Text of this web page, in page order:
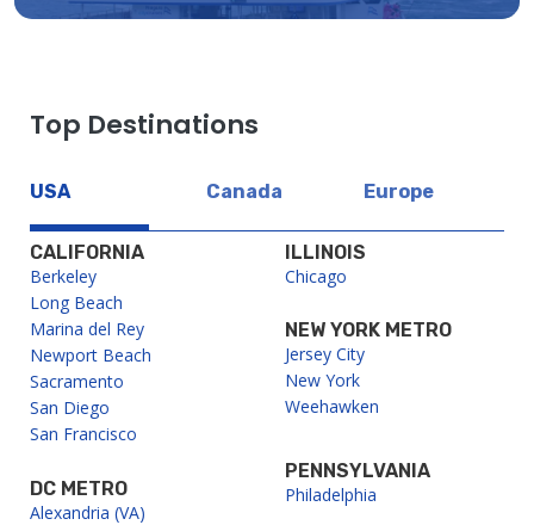
Top Destinations
USA Canada Europe
CALIFORNIA
Berkeley
Long Beach
Marina del Rey
Newport Beach
Sacramento
San Diego
San Francisco
DC METRO
Alexandria (VA)
ILLINOIS
Chicago
NEW YORK METRO
Jersey City
New York
Weehawken
PENNSYLVANIA
Philadelphia